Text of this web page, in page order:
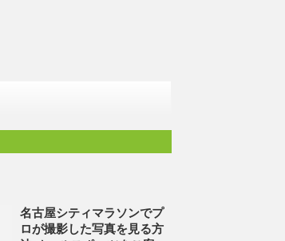
名古屋シティマラソンでプ
ロが撮影した写真を見る方